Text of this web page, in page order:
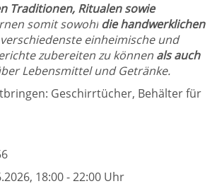
Traditionen, Ritualen sowie
somit sowohl die handwerklichen
einheimische und
zubereiten zu können als auch
Lebensmittel und Getränke.
Geschirrtücher, Behälter für
18:00 - 22:00 Uhr